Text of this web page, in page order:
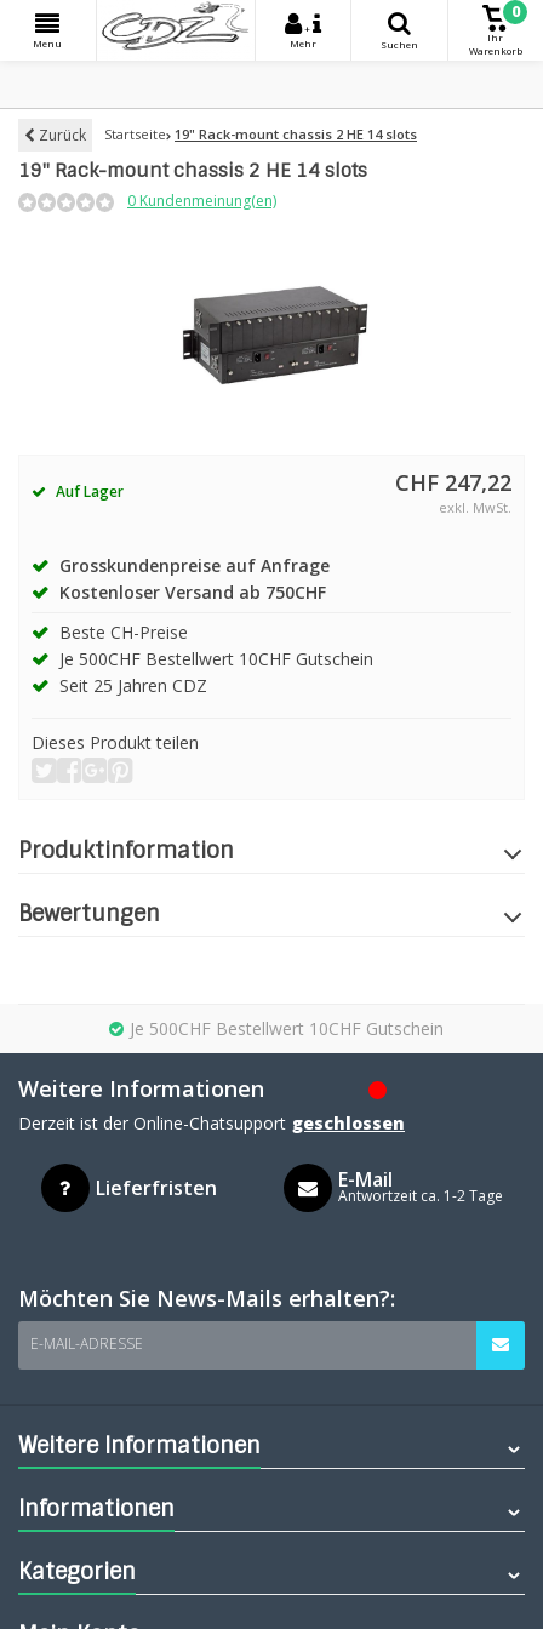
Menu
+
Mehr
Suchen
0
Ihr
Warenkorb
Zurück Startseite 19" Rack-mount chassis 2 HE 14 slots
19" Rack-mount chassis 2 HE 14 slots
0 Kundenmeinung(en)
Auf Lager CHF 247,22
exkl. MwSt.
Grosskundenpreise auf Anfrage
Kostenloser Versand ab 750CHF
Beste CH-Preise
Je 500CHF Bestellwert 10CHF Gutschein
Seit 25 Jahren CDZ
Dieses Produkt teilen
Produktinformation
Bewertungen
Je 500CHF Bestellwert 10CHF Gutschein
Weitere Informationen
Derzeit ist der Online-Chatsupport geschlossen
Lieferfristen E-Mail
Antwortzeit ca. 1-2 Tage
Möchten Sie News-Mails erhalten?:
E-MAIL-ADRESSE
Weitere Informationen
Informationen
Kategorien